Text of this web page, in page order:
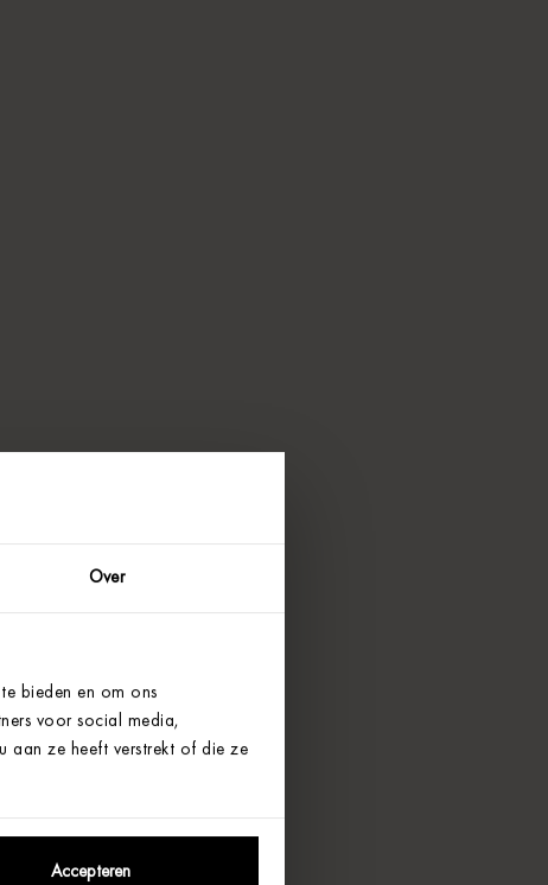
Over
bieden en om ons
voor social media,
aan ze heeft verstrekt of die ze
Accepteren